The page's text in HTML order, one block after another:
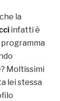
la
infatti è
Moltissimi
lei stessa